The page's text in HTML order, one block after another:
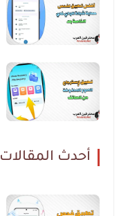
أحدث المقالات